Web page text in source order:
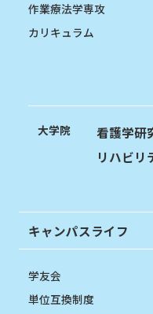
作業療法学専攻
カリキュラム
大学院
看護学研
リハビリ
キャンパスライフ
学友会
単位互換制度